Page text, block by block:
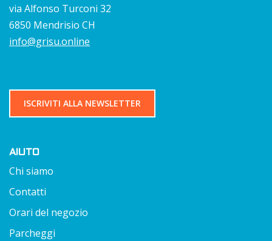
via Alfonso Turconi 32
6850 Mendrisio CH
info@grisu.online
ISCRIVITI ALLA NEWSLETTER
AIUTO
Chi siamo
Contatti
Orari del negozio
Parcheggi